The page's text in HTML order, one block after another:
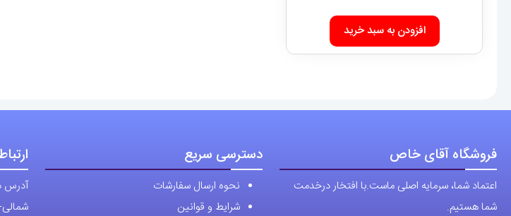
افزودن به سبد خرید
فروشگاه آقای خاص
اعتماد شما، سرمایه اصلی ماست.با افتخار درخدمت
شما هستیم.
دسترسی سریع
نحوه ارسال سفارشات
شرایط و قوانین
آدرس
شمالی-